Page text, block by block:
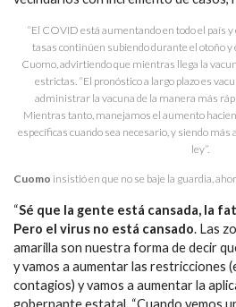
“El COVID está aumentando en todo el país
tasas continúen subiendo durante el otoño y
Cuomo, advirtiendo que mientras llega la
estrictas. “El pronóstico a largo plazo es
administrar la vacuna de la manera más
Mientras tanto, manejamos el aumento
específicas cuando sea necesario, y siendo más
ley”.
Cuomo insistió en que no se baje la guardia,
“Sé que la gente está cansada, la
Pero el virus no está cansado. Las
amarilla son nuestra forma de decir
y vamos a aumentar las restricciones
contagios) y vamos a aumentar la
gobernante estatal. “Cuando vemos